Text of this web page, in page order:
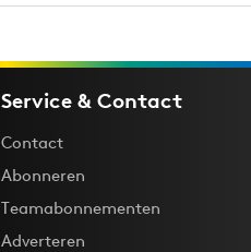
Service & Contact
Contact
Abonneren
Teamabonnementen
Adverteren